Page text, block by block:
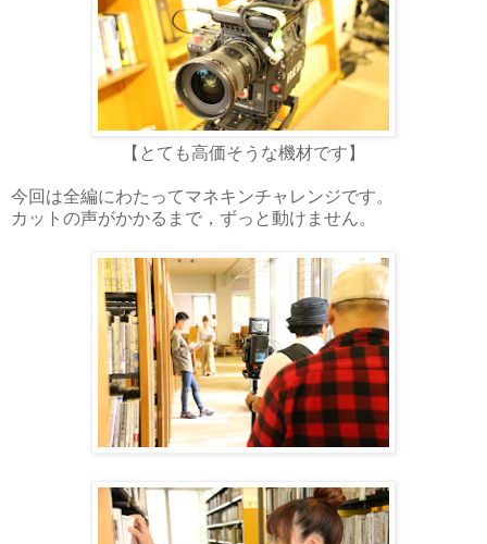
【とても高価そうな機材です】
今回は全編にわたってマネキンチャレンジです。
カットの声がかかるまで，ずっと動けません。